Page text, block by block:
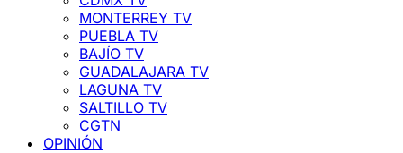
MONTERREY TV
PUEBLA TV
BAJÍO TV
GUADALAJARA TV
LAGUNA TV
SALTILLO TV
CGTN
OPINIÓN